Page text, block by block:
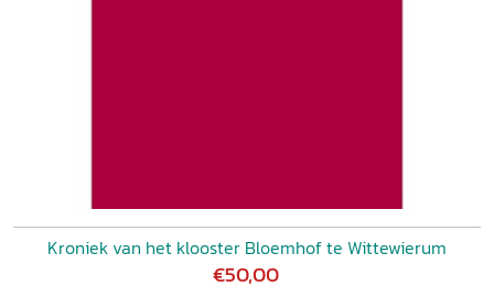
Kroniek van het klooster Bloemhof te Wittewierum
€50,00